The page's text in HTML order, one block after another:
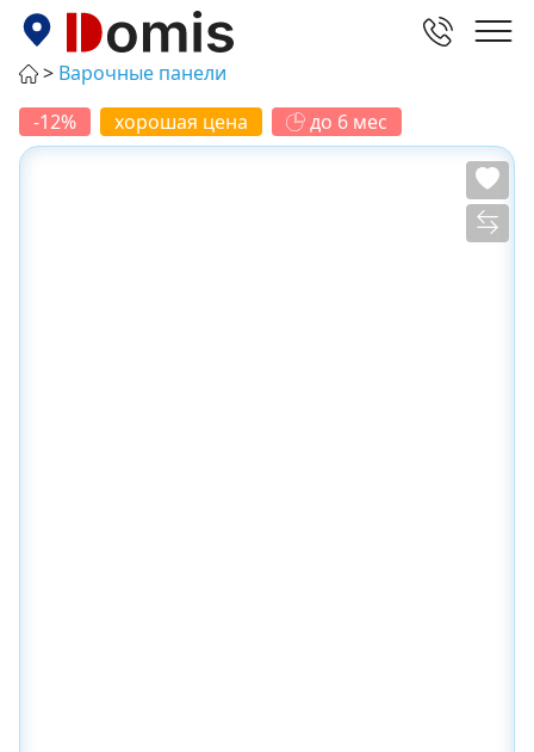
Варочные панели
-12%
хорошая цена до 6 мес